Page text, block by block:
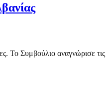
Το Συμβούλιο αναγνώρισε τις